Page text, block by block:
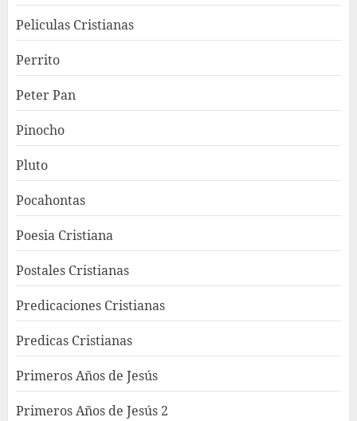
Peliculas Cristianas
Perrito
Peter Pan
Pinocho
Pluto
Pocahontas
Poesia Cristiana
Postales Cristianas
Predicaciones Cristianas
Predicas Cristianas
Primeros Años de Jesús
Primeros Años de Jesús 2